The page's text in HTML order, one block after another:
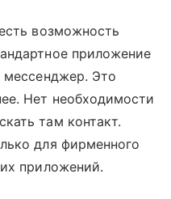
возможность
приложение
мессенджер. Это
Нет необходимости
там контакт.
для фирменного
приложений.